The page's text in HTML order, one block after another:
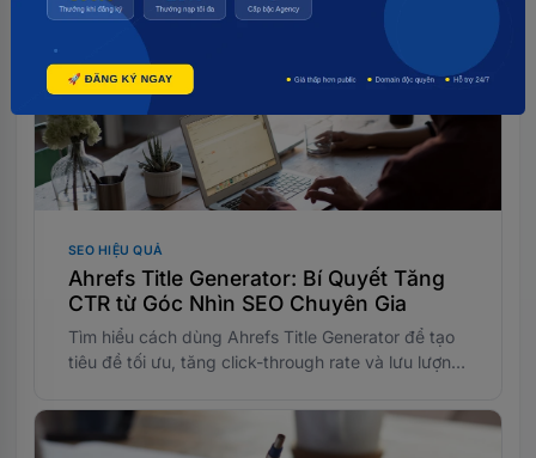
kiến ngay hôm nay.
SEO HIỆU QUẢ
Ahrefs Title Generator: Bí Quyết Tăng
CTR từ Góc Nhìn SEO Chuyên Gia
Tìm hiểu cách dùng Ahrefs Title Generator để tạo
tiêu đề tối ưu, tăng click-through rate và lưu lượng